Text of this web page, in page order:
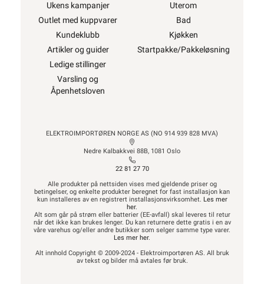
Ukens kampanjer
Outlet med kuppvarer
Kundeklubb
Artikler og guider
Ledige stillinger
Varsling og
Åpenhetsloven
Uterom
Bad
Kjøkken
Startpakke/Pakkeløsning
ELEKTROIMPORTØREN NORGE AS (NO 914 939 828 MVA)
Nedre Kalbakkvei 88B, 1081 Oslo
22 81 27 70
Alle produkter på nettsiden vises med gjeldende priser og
betingelser, og enkelte produkter beregnet for fast installasjon kan
kun installeres av en registrert installasjonsvirksomhet. Les mer
her.
Alt som går på strøm eller batterier (EE-avfall) skal leveres til retur
når det ikke kan brukes lenger. Du kan returnere dette gratis i en av
våre varehus og/eller andre butikker som selger samme type varer.
Les mer her.
Alt innhold Copyright © 2009-2024 - Elektroimportøren AS. All bruk
av tekst og bilder må avtales før bruk.